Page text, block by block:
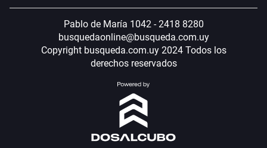
Pablo de María 1042 - 2418 8280
busquedaonline@busqueda.com.uy
Copyright busqueda.com.uy 2024 Todos los
derechos reservados